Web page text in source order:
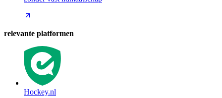
relevante platformen
Hockey.nl